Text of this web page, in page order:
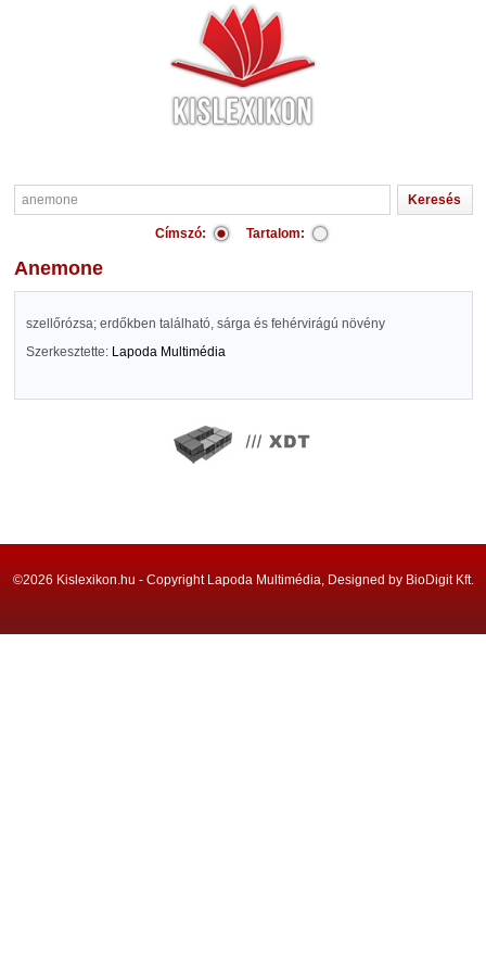
Címszó: Tartalom:
anemone
szellőrózsa; erdőkben található, sárga és fehérvirágú növény
Szerkesztette: Lapoda Multimédia
©2026 Kislexikon.hu - Copyright Lapoda Multimédia, Designed by BioDigit Kft.